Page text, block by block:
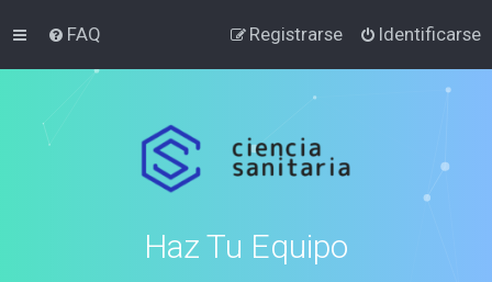
FAQ Identificarse
Registrarse
Haz Tu Equipo